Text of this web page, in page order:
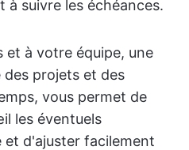
suivre les échéances.
et à votre équipe, une
projets et des
vous permet de
les éventuels
et d'ajuster facilement